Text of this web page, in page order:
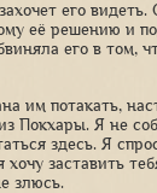
его видеть.
её решению и
его в том,
им потакать,
Покхары. Я не
здесь. Я
заставить
злюсь.